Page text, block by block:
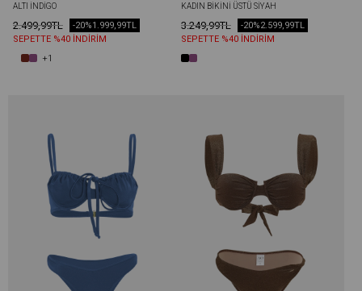
ALTI İNDIGO
2.499,99TL 1.999,99TL
-20%
SEPETTE %40 İNDİRİM
+1
KADIN BIKINI ÜSTÜ SIYAH
3.249,99TL 2.599,99TL
-20%
SEPETTE %40 İNDİRİM